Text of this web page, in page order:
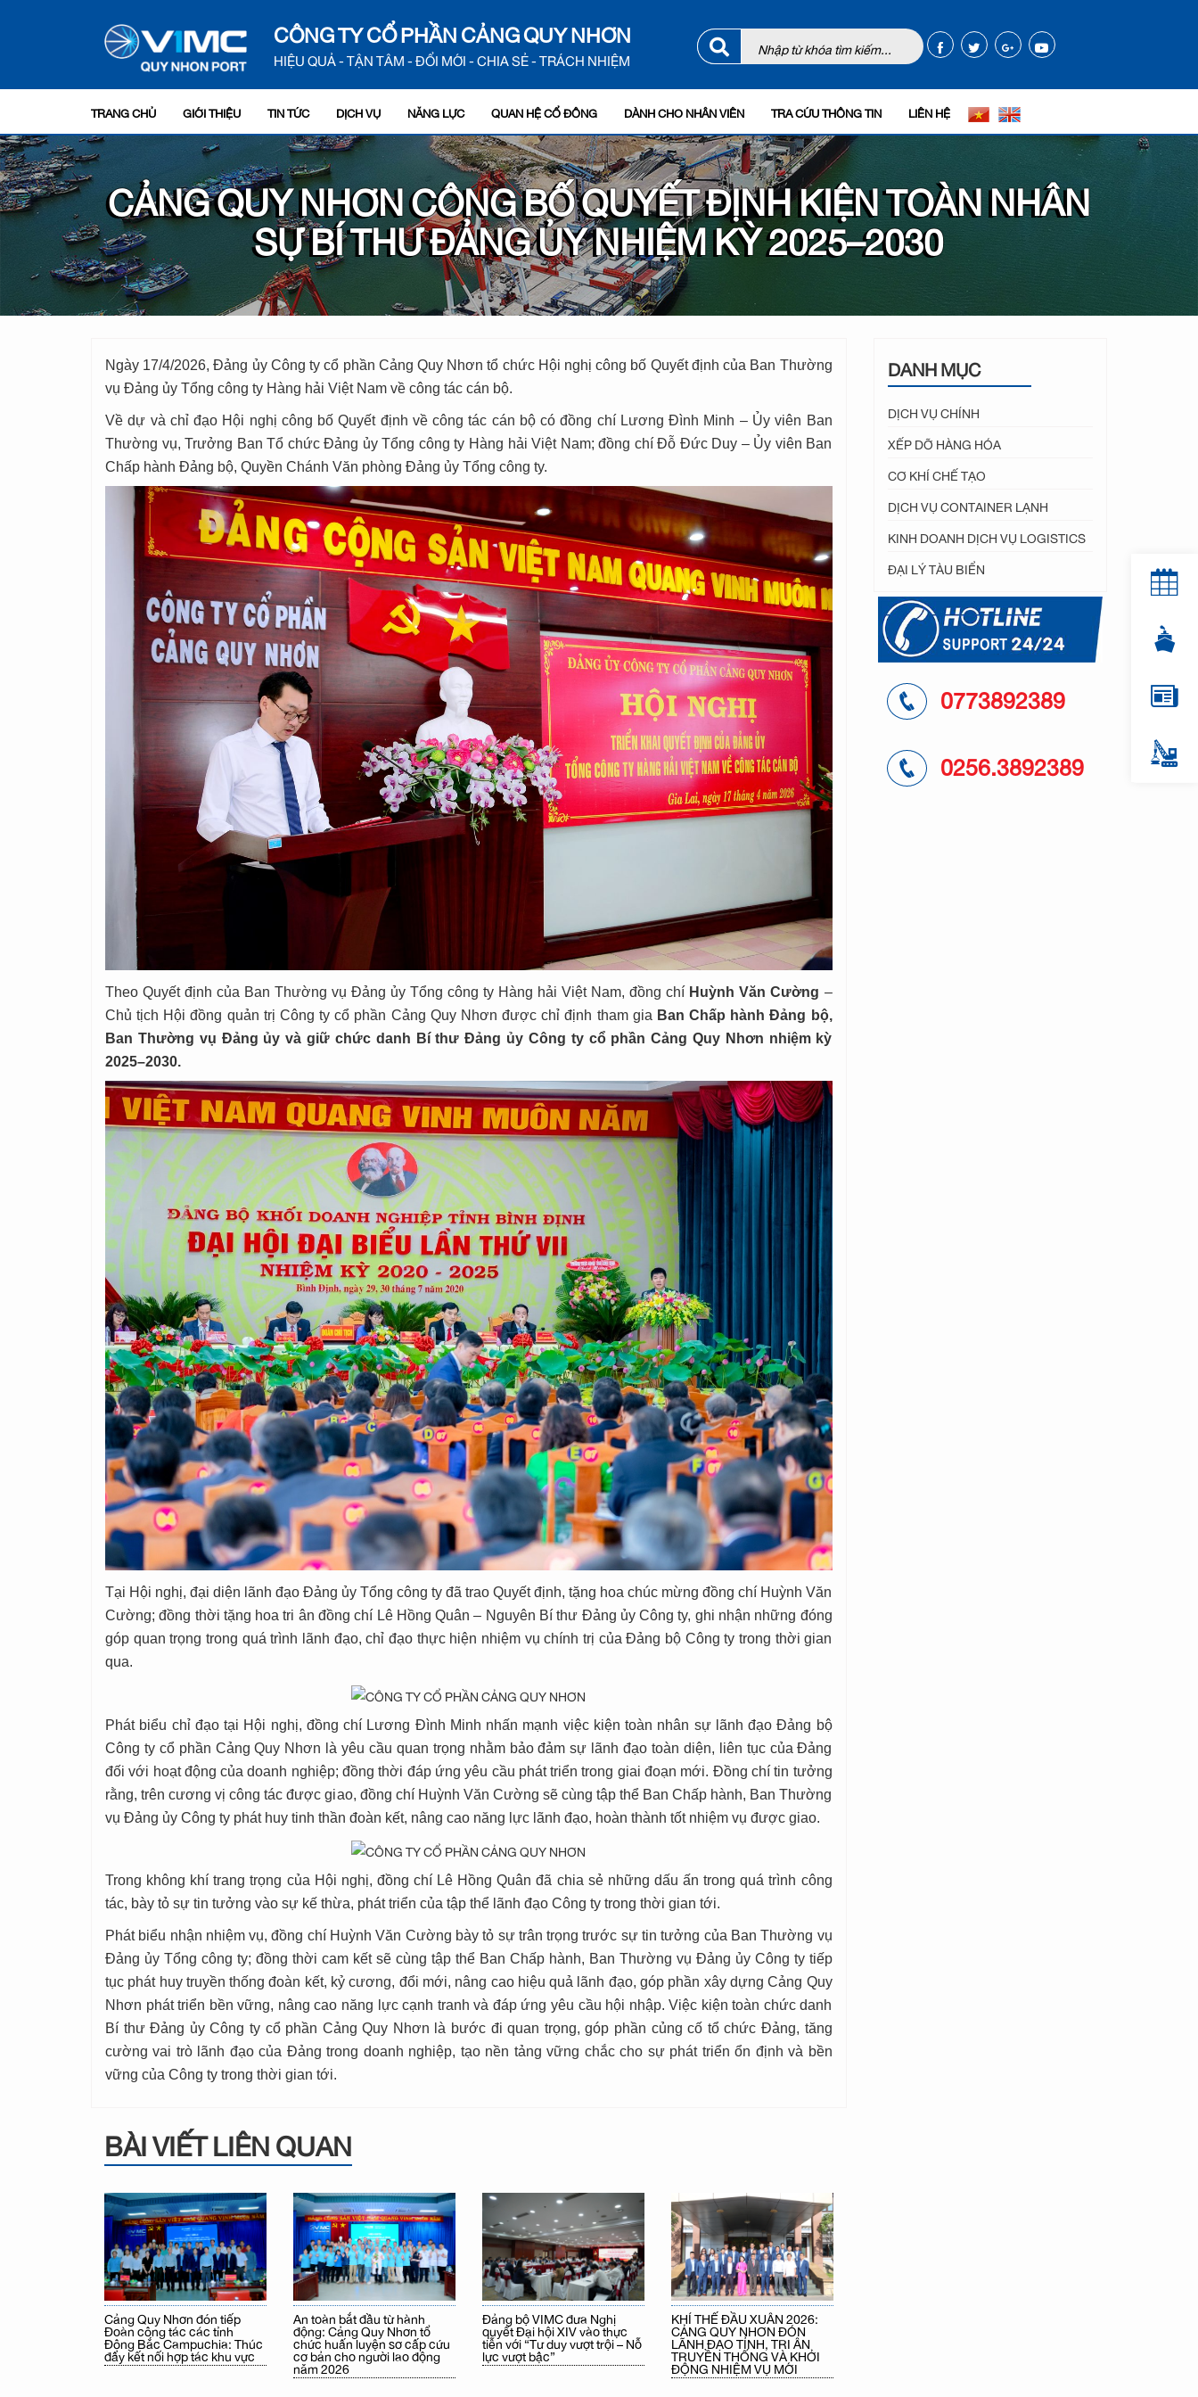
CÔNG TY CỔ PHẦN CẢNG QUY NHƠN
HIỆU QUẢ - TẬN TÂM - ĐỔI MỚI - CHIA SẺ - TRÁCH NHIỆM
TRANG CHỦ GIỚI THIỆU TIN TỨC DỊCH VỤ NĂNG LỰC QUAN HỆ CỔ ĐÔNG DÀNH CHO NHÂN VIÊN TRA CỨU THÔNG TIN LIÊN HỆ
CẢNG QUY NHƠN CÔNG BỐ QUYẾT ĐỊNH KIỆN TOÀN NHÂN
SỰ BÍ THƯ ĐẢNG ỦY NHIỆM KỲ 2025–2030
Ngày 17/4/2026, Đảng ủy Công ty cổ phần Cảng Quy Nhơn tổ chức Hội nghị công bố Quyết định của Ban Thường
vụ Đảng ủy Tổng công ty Hàng hải Việt Nam về công tác cán bộ.
Về dự và chỉ đạo Hội nghị công bố Quyết định về công tác cán bộ có đồng chí Lương Đình Minh – Ủy viên Ban
Thường vụ, Trưởng Ban Tổ chức Đảng ủy Tổng công ty Hàng hải Việt Nam; đồng chí Đỗ Đức Duy – Ủy viên Ban
Chấp hành Đảng bộ, Quyền Chánh Văn phòng Đảng ủy Tổng công ty.
Theo Quyết định của Ban Thường vụ Đảng ủy Tổng công ty Hàng hải Việt Nam, đồng chí Huỳnh Văn Cường –
Chủ tịch Hội đồng quản trị Công ty cổ phần Cảng Quy Nhơn được chỉ định tham gia Ban Chấp hành Đảng bộ,
Ban Thường vụ Đảng ủy và giữ chức danh Bí thư Đảng ủy Công ty cổ phần Cảng Quy Nhơn nhiệm kỳ
2025–2030.
Tại Hội nghị, đại diện lãnh đạo Đảng ủy Tổng công ty đã trao Quyết định, tặng hoa chúc mừng đồng chí Huỳnh Văn
Cường; đồng thời tặng hoa tri ân đồng chí Lê Hồng Quân – Nguyên Bí thư Đảng ủy Công ty, ghi nhận những đóng
góp quan trọng trong quá trình lãnh đạo, chỉ đạo thực hiện nhiệm vụ chính trị của Đảng bộ Công ty trong thời gian
qua.
Phát biểu chỉ đạo tại Hội nghị, đồng chí Lương Đình Minh nhấn mạnh việc kiện toàn nhân sự lãnh đạo Đảng bộ
Công ty cổ phần Cảng Quy Nhơn là yêu cầu quan trọng nhằm bảo đảm sự lãnh đạo toàn diện, liên tục của Đảng
đối với hoạt động của doanh nghiệp; đồng thời đáp ứng yêu cầu phát triển trong giai đoạn mới. Đồng chí tin tưởng
rằng, trên cương vị công tác được giao, đồng chí Huỳnh Văn Cường sẽ cùng tập thể Ban Chấp hành, Ban Thường
vụ Đảng ủy Công ty phát huy tinh thần đoàn kết, nâng cao năng lực lãnh đạo, hoàn thành tốt nhiệm vụ được giao.
Trong không khí trang trọng của Hội nghị, đồng chí Lê Hồng Quân đã chia sẻ những dấu ấn trong quá trình công
tác, bày tỏ sự tin tưởng vào sự kế thừa, phát triển của tập thể lãnh đạo Công ty trong thời gian tới.
Phát biểu nhận nhiệm vụ, đồng chí Huỳnh Văn Cường bày tỏ sự trân trọng trước sự tin tưởng của Ban Thường vụ
Đảng ủy Tổng công ty; đồng thời cam kết sẽ cùng tập thể Ban Chấp hành, Ban Thường vụ Đảng ủy Công ty tiếp
tục phát huy truyền thống đoàn kết, kỷ cương, đổi mới, nâng cao hiệu quả lãnh đạo, góp phần xây dựng Cảng Quy
Nhơn phát triển bền vững, nâng cao năng lực cạnh tranh và đáp ứng yêu cầu hội nhập. Việc kiện toàn chức danh
Bí thư Đảng ủy Công ty cổ phần Cảng Quy Nhơn là bước đi quan trọng, góp phần củng cố tổ chức Đảng, tăng
cường vai trò lãnh đạo của Đảng trong doanh nghiệp, tạo nền tảng vững chắc cho sự phát triển ổn định và bền
vững của Công ty trong thời gian tới.
BÀI VIẾT LIÊN QUAN
Cảng Quy Nhơn đón tiếp
Đoàn công tác các tỉnh
Đông Bắc Campuchia: Thúc
đẩy kết nối hợp tác khu vực
An toàn bắt đầu từ hành
động: Cảng Quy Nhơn tổ
chức huấn luyện sơ cấp cứu
cơ bản cho người lao động
năm 2026
Đảng bộ VIMC đưa Nghị
quyết Đại hội XIV vào thực
tiễn với “Tư duy vượt trội – Nỗ
lực vượt bậc”
KHÍ THẾ ĐẦU XUÂN 2026:
CẢNG QUY NHƠN ĐÓN
LÃNH ĐẠO TỈNH, TRI ÂN
TRUYỀN THỐNG VÀ KHỞI
ĐỘNG NHIỆM VỤ MỚI
DANH MỤC
DỊCH VỤ CHÍNH
XẾP DỠ HÀNG HÓA
CƠ KHÍ CHẾ TẠO
DỊCH VỤ CONTAINER LẠNH
KINH DOANH DỊCH VỤ LOGISTICS
ĐẠI LÝ TÀU BIỂN
0773892389
0256.3892389